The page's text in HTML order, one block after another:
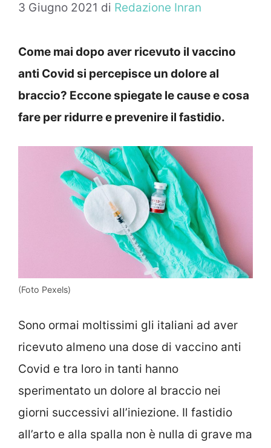
3 Giugno 2021 di Redazione Inran
Come mai dopo aver ricevuto il vaccino
anti Covid si percepisce un dolore al
braccio? Eccone spiegate le cause e cosa
fare per ridurre e prevenire il fastidio.
(Foto Pexels)
Sono ormai moltissimi gli italiani ad aver
ricevuto almeno una dose di vaccino anti
Covid e tra loro in tanti hanno
sperimentato un dolore al braccio nei
giorni successivi all’iniezione. Il fastidio
all’arto e alla spalla non è nulla di grave ma